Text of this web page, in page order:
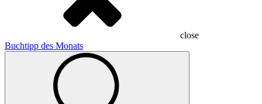
close
Buchtipp des Monats